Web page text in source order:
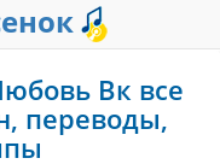
Вк все
переводы,